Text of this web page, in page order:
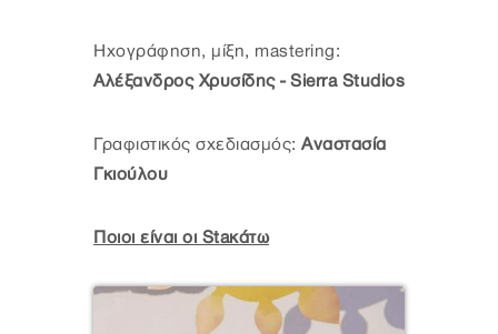
Ηχογράφηση, μίξη, mastering:
Αλέξανδρος Χρυσίδης - Sierra Studios
Γραφιστικός σχεδιασμός: Αναστασία
Γκιούλου
Ποιοι είναι οι Staκάτω